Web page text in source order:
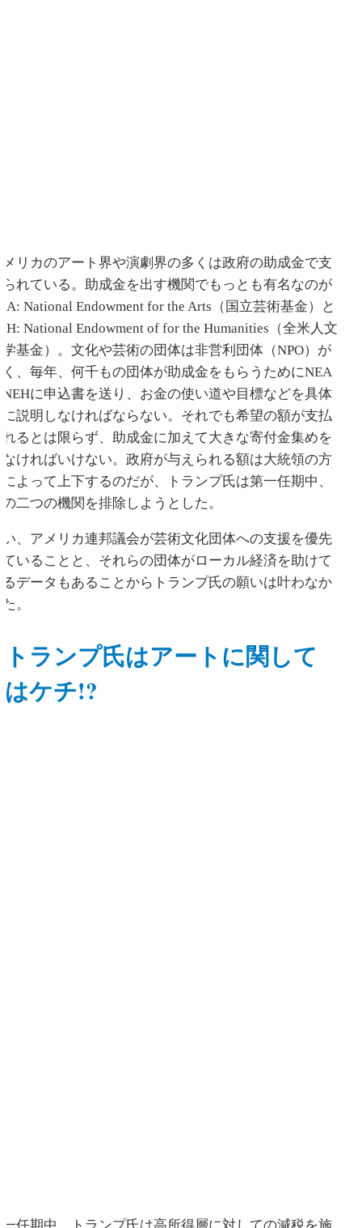
リカのアート界や演劇界の多くは政府の助成金で支
れている。助成金を出す機関でもっとも有名なのが
National Endowment for the Arts（国立芸術基金）と
National Endowment of for the Humanities（全米人文
基金）。文化や芸術の団体は非営利団体（NPO）が
、毎年、何千もの団体が助成金をもらうためにNEA
に申込書を送り、お金の使い道や目標などを具体
説明しなければならない。それでも希望の額が支払
るとは限らず、助成金に加えて大きな寄付金集めを
ければいけない。政府が与えられる額は大統領の方
よって上下するのだが、トランプ氏は第一任期中、
二つの機関を排除しようとした。
、アメリカ連邦議会が芸術文化団体への支援を優先
いることと、それらの団体がローカル経済を助けて
データもあることからトランプ氏の願いは叶わなか
。
トランプ氏はアートに関して
はケチ!?